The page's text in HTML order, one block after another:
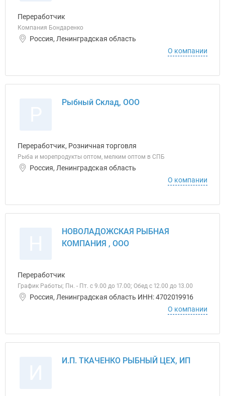
Переработчик
Компания Бондаренко
Россия, Ленинградская область
О компании
Рыбный Склад, ООО
Переработчик, Розничная торговля
Рыба и морепродукты оптом, мелким оптом в СПБ
Россия, Ленинградская область
О компании
НОВОЛАДОЖСКАЯ РЫБНАЯ
КОМПАНИЯ , ООО
Переработчик
График Работы; Пн. - Пт. с 9.00 до 17.00; Обед с 12.00 до 13.00
Россия, Ленинградская область ИНН: 4702019916
О компании
И.П. ТКАЧЕНКО РЫБНЫЙ ЦЕХ, ИП